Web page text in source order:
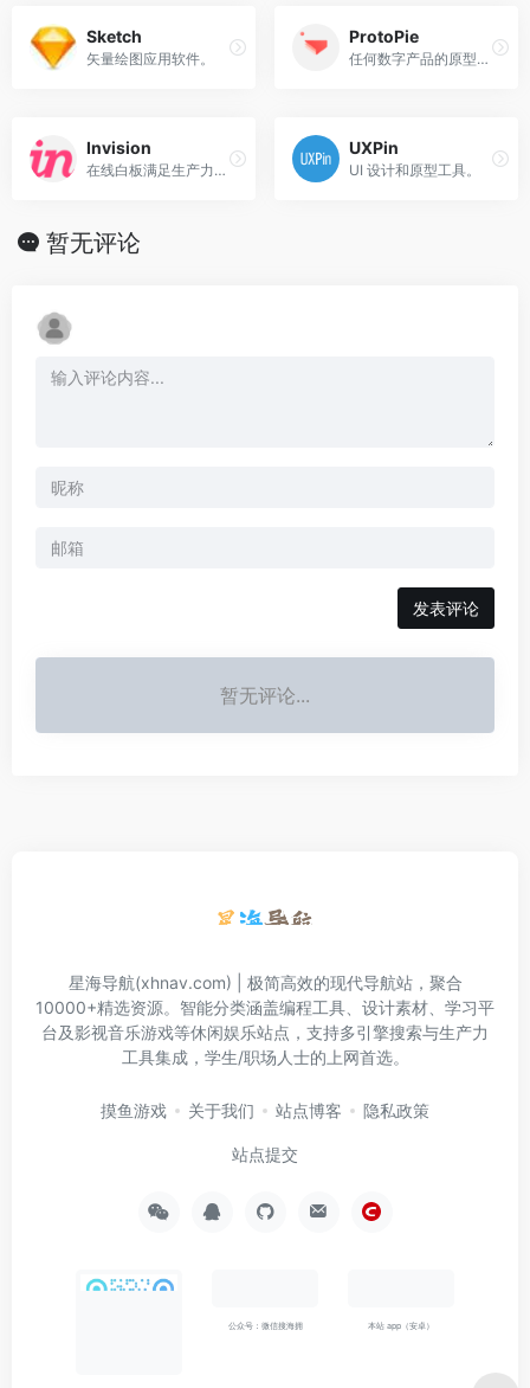
Sketch
矢量绘图应用软件。
ProtoPie
任何数字产品的原型工具。
Invision
在线白板满足生产力平台。
UXPin
UI 设计和原型工具。
暂无评论
发表评论
暂无评论...
星海导航(xhnav.com) | 极简高效的现代导航站，聚合
10000+精选资源。智能分类涵盖编程工具、设计素材、学习平
台及影视音乐游戏等休闲娱乐站点，支持多引擎搜索与生产力
工具集成，学生/职场人士的上网首选。
摸鱼游戏 关于我们 站点博客 隐私政策
站点提交
公众号：微信搜海拥 本站 app（安卓）